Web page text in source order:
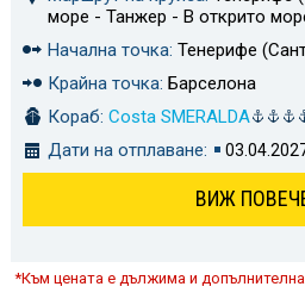
море - Танжер - В открито
Начална точка: Тенерифе
Крайна точка: Барселона
Кораб: Costa SMERALDA
Дати на отплаване:
ВИЖ
*Към цената е дължима и